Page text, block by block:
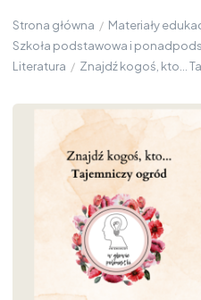
Strona główna / Materiały
Szkoła podstawowa i
Literatura / Znajdź kogoś, kto...